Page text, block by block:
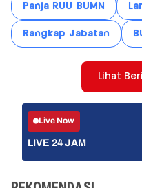
Panja RUU BUMN
Rangkap Jabatan
Lihat
Live Now
LIVE 24 JAM